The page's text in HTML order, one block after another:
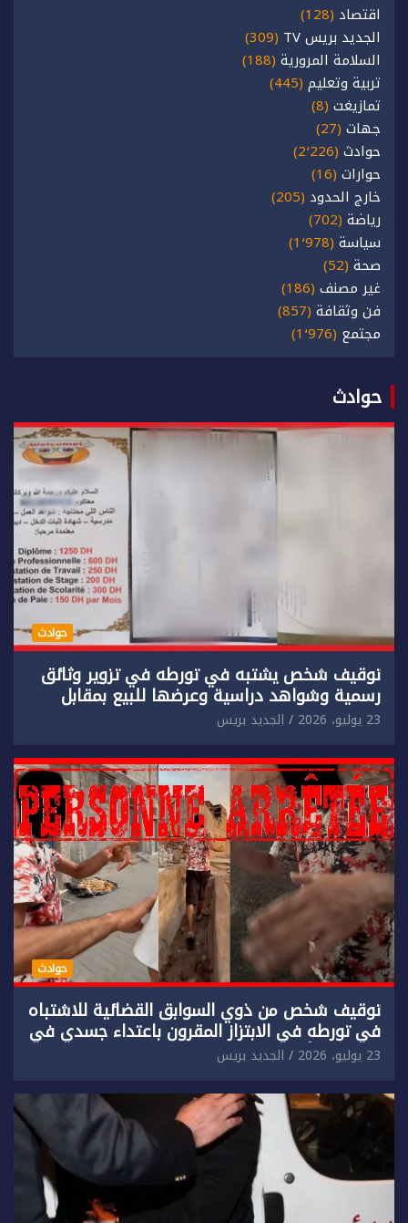
اقتصاد (128)
الجديد بريس TV
(309)
السلامة المرورية (188)
تربية وتعليم (445)
تمازيغت (8)
جهات (27)
حوادث (2٬226)
حوارات (16)
خارج الحدود (205)
رياضة (702)
سياسة (1٬978)
صحة (52)
غير مصنف (186)
فن وثقافة (857)
مجتمع (1٬976)
حوادث
حوادث
توقيف شخص يشتبه في تورطه في تزوير وثائق
رسمية وشواهد دراسية وعرضها للبيع بمقابل
مادي.
23 يوليو، 2026 الجديد بريس
حوادث
توقيف شخص من ذوي السوابق القضائية للاشتباه
في تورطه في الابتزاز المقرون باعتداء جسدي في
حق سائح أجنبي.
23 يوليو، 2026 الجديد بريس